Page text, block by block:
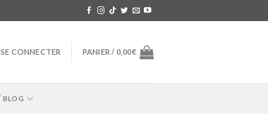
SE CONNECTER PANIER /0,00€
BLOG